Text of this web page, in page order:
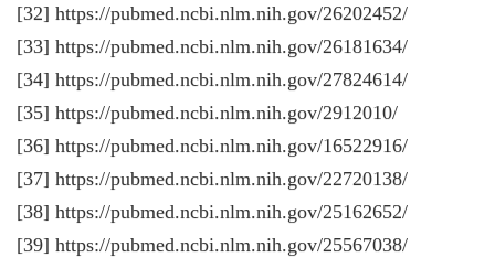
[32] https://pubmed.ncbi.nlm.nih.gov/26202452/
[33] https://pubmed.ncbi.nlm.nih.gov/26181634/
[34] https://pubmed.ncbi.nlm.nih.gov/27824614/
[35] https://pubmed.ncbi.nlm.nih.gov/2912010/
[36] https://pubmed.ncbi.nlm.nih.gov/16522916/
[37] https://pubmed.ncbi.nlm.nih.gov/22720138/
[38] https://pubmed.ncbi.nlm.nih.gov/25162652/
[39] https://pubmed.ncbi.nlm.nih.gov/25567038/